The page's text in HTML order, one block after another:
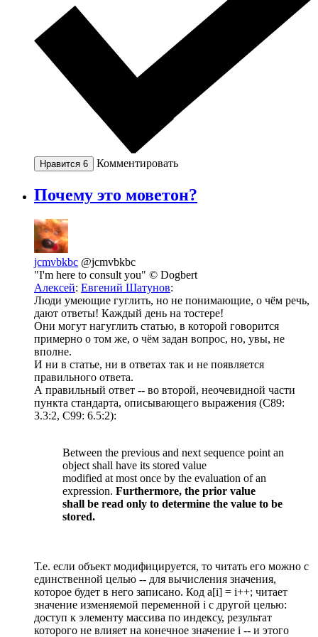
Нравится 6 Комментировать
Почему это моветон?
jcmvbkbc @jcmvbkbc
"I'm here to consult you" © Dogbert
Алексей: Евгений Шатунов:
Люди умеющие гуглить, но не понимающие, о чём речь,
дают ответы! Каждый день на тостере!
Они могут нагуглить статью, в которой говорится
примерно о том же, о чём задан вопрос, но, увы, не
вполне.
И ни в статье, ни в ответах так и не появляется
правильного ответа.
А правильный ответ -- во второй, неочевидной части
пункта стандарта, описывающего выражения (C89:
3.3:2, C99: 6.5:2):
Between the previous and next sequence point an
object shall have its stored value
modified at most once by the evaluation of an
expression. Furthermore, the prior value
shall be read only to determine the value to be
stored.
Т.е. если объект модифицируется, то читать его можно с
единственной целью -- для вычисления значения,
которое будет в него записано. Код a[i] = i++; читает
значение изменяемой переменной i с другой целью:
доступ к элементу массива по индексу, результат
которого не влияет на конечное значение i -- и этого